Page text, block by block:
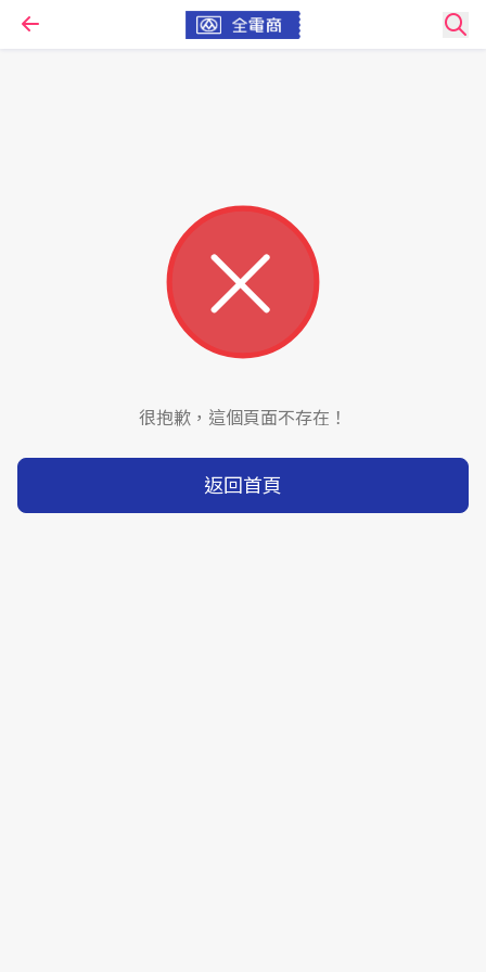
很抱歉，這個頁面不存在！
返回首頁